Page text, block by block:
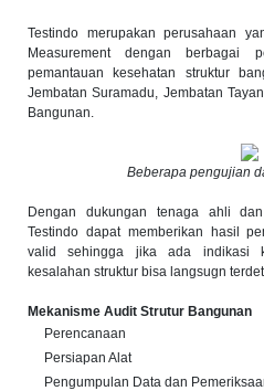
Testindo merupakan perusahaan
Measurement dengan berbagai
pemantauan kesehatan struktur
Jembatan Suramadu, Jembatan
Bangunan.
Beberapa pengujian
Dengan dukungan tenaga ahli
Testindo dapat memberikan hasil
valid sehingga jika ada indikasi
kesalahan struktur bisa langsugn
Mekanisme Audit Strutur Bangunan
Perencanaan
Persiapan Alat
Pengumpulan Data dan